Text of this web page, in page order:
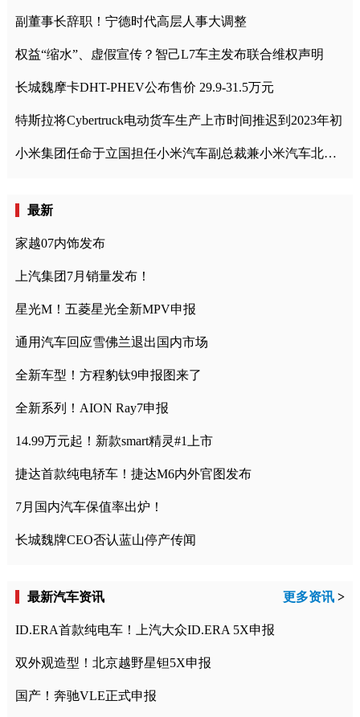
副董事长辞职！宁德时代高层人事大调整
权益“缩水”、虚假宣传？智己L7车主发布联合维权声明
长城魏摩卡DHT-PHEV公布售价 29.9-31.5万元
特斯拉将Cybertruck电动货车生产上市时间推迟到2023年初
小米集团任命于立国担任小米汽车副总裁兼小米汽车北京总部政委
最新
家越07内饰发布
上汽集团7月销量发布！
星光M！五菱星光全新MPV申报
通用汽车回应雪佛兰退出国内市场
全新车型！方程豹钛9申报图来了
全新系列！AION Ray7申报
14.99万元起！新款smart精灵#1上市
捷达首款纯电轿车！捷达M6内外官图发布
7月国内汽车保值率出炉！
长城魏牌CEO否认蓝山停产传闻
最新汽车资讯 更多资讯 >
ID.ERA首款纯电车！上汽大众ID.ERA 5X申报
双外观造型！北京越野星钽5X申报
国产！奔驰VLE正式申报